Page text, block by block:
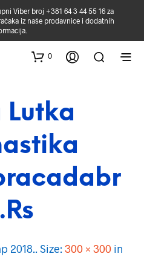
Viber broj +381 64 3 44 55 16 za
iz naše prodavnice i dodatnih
0
Lutka
2018.. Size:300 × 300 in